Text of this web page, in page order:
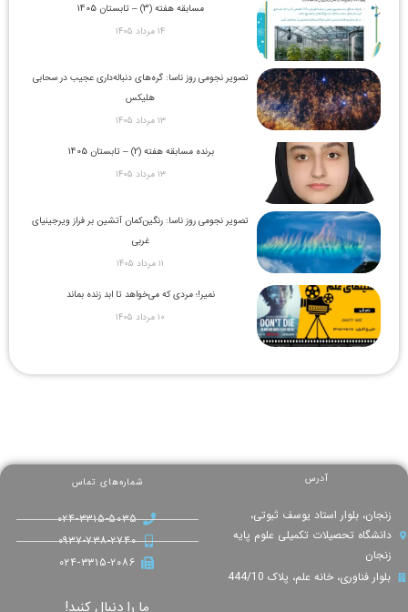
مسابقه هفته (3) – تابستان 1405
۱۴ مرداد ۱۴۰۵
تصویر نجومی روز ناسا: گره‌های دنباله‌داری عجیب در سحابی
هلیکس
۱۳ مرداد ۱۴۰۵
برنده مسابقه هفته (2) – تابستان 1405
۱۳ مرداد ۱۴۰۵
تصویر نجومی روز ناسا: رنگین‌کمان آتشین بر فراز ویرجینیای
غربی
۱۱ مرداد ۱۴۰۵
نمیر!؛ مردی که می‌خواهد تا ابد زنده بماند
۱۰ مرداد ۱۴۰۵
آدرس
زنجان، بلوار استاد یوسف ثبوتی،
دانشگاه تحصیلات تکمیلی علوم پایه
زنجان
بلوار فناوری، خانه علم، پلاک 444/10
شماره‌های تماس
۰۲۴-۳۳۱۵-۵۰۳۵
۰۹۳۷-۷۳۸-۲۷۴۰
۰۲۴-۳۳۱۵-۲۰۸۶